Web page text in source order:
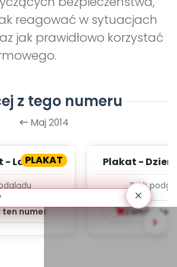
reagować w sytuacjach
jak prawidłowo korzystać
z tego numeru
Maj 2014
PLAKAT
- Lato
numer
Plakat - Dzień
Brak
Zamów ten